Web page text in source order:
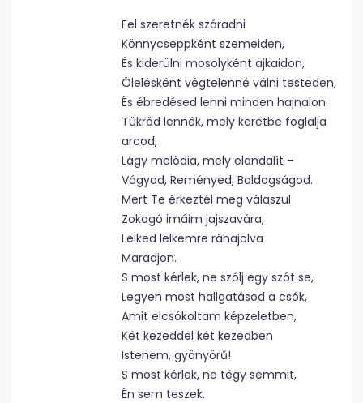
Fel szeretnék száradni
Könnycseppként szemeiden,
És kiderülni mosolyként ajkaidon,
Ölelésként végtelenné válni testeden,
És ébredésed lenni minden hajnalon.
Tükröd lennék, mely keretbe foglalja
arcod,
Lágy melódia, mely elandalít –
Vágyad, Reményed, Boldogságod.
Mert Te érkeztél meg válaszul
Zokogó imáim jajszavára,
Lelked lelkemre ráhajolva
Maradjon.
S most kérlek, ne szólj egy szót se,
Legyen most hallgatásod a csók,
Amit elcsókoltam képzeletben,
Két kezeddel két kezedben
Istenem, gyönyörű!
S most kérlek, ne tégy semmit,
Én sem teszek.